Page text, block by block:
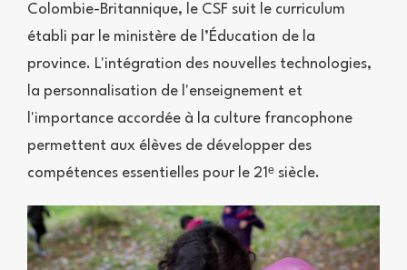
Colombie-Britannique, le CSF suit le curriculum
établi par le ministère de l’Éducation de la
province. L'intégration des nouvelles technologies,
la personnalisation de l'enseignement et
l'importance accordée à la culture francophone
permettent aux élèves de développer des
compétences essentielles pour le 21ᵉ siècle.